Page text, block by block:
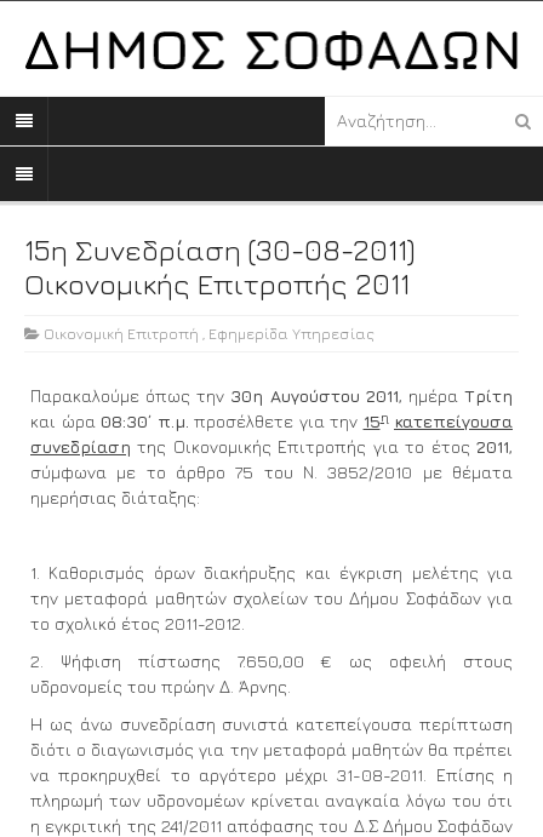
15η Συνεδρίαση (30-08-2011)
Οικονομικής Επιτροπής 2011
Οικονομική Επιτροπή Εφημερίδα Υπηρεσίας
Παρακαλούμε όπως την 30η Aυγούστου 2011, ημέραΤρίτη
και ώρα 08:30΄ π.μ. προσέλθετε για την 15η κατεπείγουσα
συνεδρίαση της Οικονομικής Επιτροπής για το έτος2011,
σύμφωνα με το άρθρο 75 του Ν. 3852/2010 με θέματα
ημερήσιας διάταξης:
1. Καθορισμός όρων διακήρυξης και έγκριση μελέτης για
την μεταφορά μαθητών σχολείων του Δήμου Σοφάδων για
το σχολικό έτος 2011-2012.
2. Ψήφιση πίστωσης 7.650,00 € ως οφειλή στους
υδρονομείς του πρώην Δ. Άρνης.
Η ως άνω συνεδρίαση συνιστά κατεπείγουσα περίπτωση
διότι ο διαγωνισμός για την μεταφορά μαθητών θα πρέπει
να προκηρυχθεί το αργότερο μέχρι 31-08-2011. Επίσης η
πληρωμή των υδρονομέων κρίνεται αναγκαία λόγω του ότι
η εγκριτική της 241/2011 απόφασης του Δ.Σ Δήμου Σοφάδων